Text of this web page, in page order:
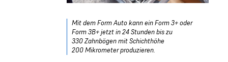
Mit dem Form Auto kann ein Form 3+ oder
Form 3B+ jetzt in 24 Stunden bis zu
330 Zahnbögen mit Schichthöhe
200 Mikrometer produzieren.